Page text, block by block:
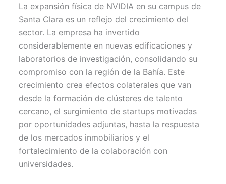
La expansión física de NVIDIA en su campus de
Santa Clara es un reflejo del crecimiento del
sector. La empresa ha invertido
considerablemente en nuevas edificaciones y
laboratorios de investigación, consolidando su
compromiso con la región de la Bahía. Este
crecimiento crea efectos colaterales que van
desde la formación de clústeres de talento
cercano, el surgimiento de startups motivadas
por oportunidades adjuntas, hasta la respuesta
de los mercados inmobiliarios y el
fortalecimiento de la colaboración con
universidades.